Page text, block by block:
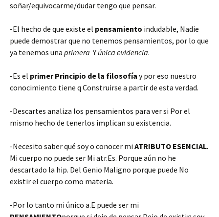
soñar/equivocarme/dudar tengo que pensar.
-El hecho de que existe el pensamiento indudable, Nadie
puede demostrar que no tenemos pensamientos, por lo que
ya tenemos una primera Y única evidencia.
-Es el primer Principio de la filosofía y por eso nuestro
conocimiento tiene q Construirse a partir de esta verdad.
-Descartes analiza los pensamientos para ver si Por el
mismo hecho de tenerlos implican su existencia.
-Necesito saber qué soy o conocer mi ATRIBUTO ESENCIAL.
Mi cuerpo no puede ser Mi atr.Es. Porque aún no he
descartado la hip. Del Genio Maligno porque puede No
existir el cuerpo como materia.
-Por lo tanto mi único a.E puede ser mi